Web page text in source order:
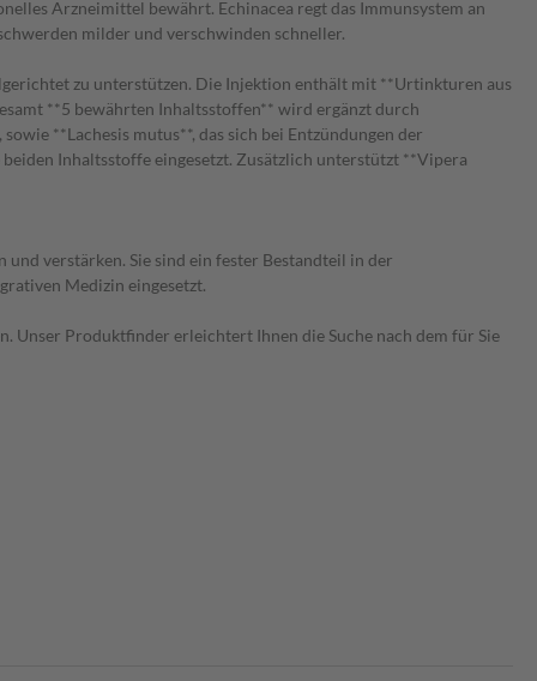
Arzneimittel bewährt. Echinacea regt das Immunsystem an
milder und verschwinden schneller.
zu unterstützen. Die Injektion enthält mit **Urtinkturen aus
**5 bewährten Inhaltsstoffen** wird ergänzt durch
**Lachesis mutus**, das sich bei Entzündungen der
Inhaltsstoffe eingesetzt. Zusätzlich unterstützt **Vipera
verstärken. Sie sind ein fester Bestandteil in der
Medizin eingesetzt.
Unser Produktfinder erleichtert Ihnen die Suche nach dem für Sie